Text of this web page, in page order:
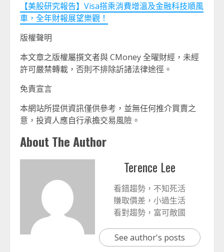
【美股研究報告】Visa搭乘消費增溫及金融科技順風
車，全年財報展望樂觀！
版權聲明
本文章之版權屬撰文者與 CMoney 全曜財經，未經
許可嚴禁轉載，否則不排除訢諸法律途徑。
免責宣言
本網站所提供資訊僅供參考，並無任何推介買賣之
意，投資人應自行承擔交易風險。
About The Author
Terence Lee
看錯趨勢，不知死活
賺取價差，小過生活
看對趨勢，富可敵國
See author's posts